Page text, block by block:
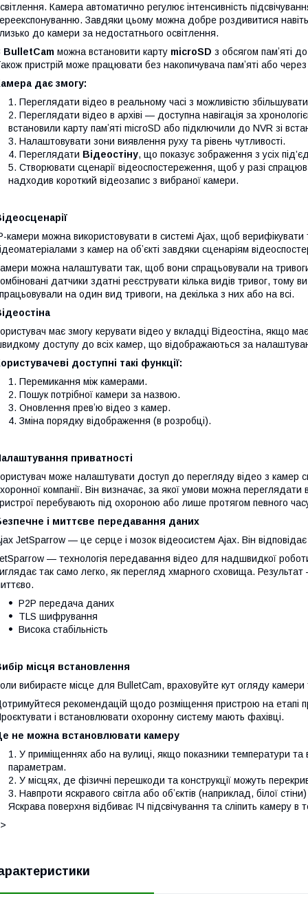
Камера автоматично регулює інтенсивність
Завдяки цьому можна добре роздивитися
до камери за недостатнього освітлення.
BulletCam можна встановити карту microSD з обсягом памʼяті
пристрій може працювати без накопичувача памʼяті або
дає змогу:
Переглядати відео в реальному часі з можливістю
Переглядати відео в архіві — доступна навігація за
встановили карту памʼяті microSD або підключили до NVR зі
Налаштовувати зони виявлення руху та рівень чутливості.
Переглядати Відеостіну, що показує зображення з усіх
Створювати сценарії відеоспостереження, щоб у разі
надходив короткий відеозапис з вибраної камери.
камери можна використовувати в системі Ajax, щоб
з камер на обʼєкті завдяки сценаріям
можна налаштувати так, щоб вони спрацьовували на
датчики здатні реєструвати кілька видів тривог,
на один вид тривоги, на декілька з них або на всі.
має змогу керувати відео у вкладці Відеостіна, якщо
доступу до всіх камер, що відображаються за
доступні такі функції:
Перемикання між камерами.
Пошук потрібної камери за назвою.
Оновлення превʼю відео з камер.
Зміна порядку відображення (в розробці).
приватності
може налаштувати доступ до перегляду відео з камер
компанії. Він визначає, за якої умови можна
перебувають під охороною або лише протягом певного
і миттєве передавання даних
JetSparrow — це серце і мозок відеосистем Ajax. Він
— технологія передавання відео для надшвидкої
так само легко, як перегляд хмарного сховища.
P2P передача даних
TLS шифрування
Висока стабільність
місця встановлення
вибираєте місце для BulletCam, враховуйте кут огляду
рекомендацій щодо розміщення пристрою на етапі
і встановлювати охоронну систему мають фахівці.
не можна встановлювати камеру
У приміщеннях або на вулиці, якщо показники температури та
параметрам.
У місцях, де фізичні перешкоди та конструкції можуть
Навпроти яскравого світла або обʼєктів (наприклад, білої
Яскрава поверхня відбиває ІЧ підсвічування та сліпить камеру в